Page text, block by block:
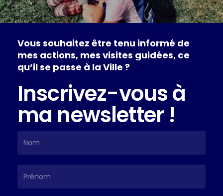
Vous souhaitez être tenu informé de
mes actions, mes visites guidées, ce
qu’ilse passe à la Ville?
Inscrivez-vous à
ma newsletter !